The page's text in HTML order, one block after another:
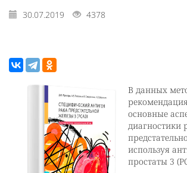
30.07.2019 4378
В данных
основные
диагностики
используя
простаты 3